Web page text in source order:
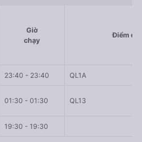
Giờ
chạy
Điểm đi
23:40 - 23:40 QL1A
01:30 - 01:30 QL13
19:30 - 19:30